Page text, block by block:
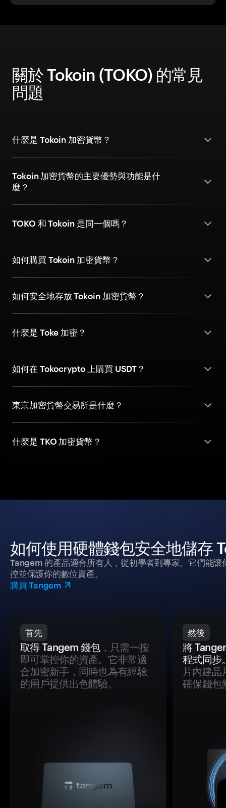
關於 Tokoin (TOKO) 的常見
問題
什麼是 Tokoin 加密貨幣？
Tokoin 加密貨幣的主要優勢與功能是什
麼？
TOKO 和 Tokoin 是同一個嗎？
如何購買 Tokoin 加密貨幣？
如何安全地存放 Tokoin 加密貨幣？
什麼是 Toke 加密？
如何在 Tokocrypto 上購買 USDT？
東京加密貨幣交易所是什麼？
什麼是 TKO 加密貨幣？
如何使用硬體錢包安全地儲存
Tangem 的產品適合所有人，從初學者到專家。它們能
控並保護你的數位資產。
購買 Tangem
首先
取得 Tangem 錢包，只需一按
即可掌控你的資產。它非常適
合加密新手，同時也為有經驗
的用戶提供出色體驗。
然後
將
程式同步
片內建晶
確保錢包